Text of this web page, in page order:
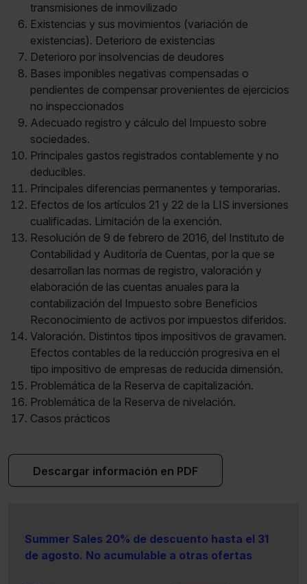
transmisiones de inmovilizado
Existencias y sus movimientos (variación de
existencias). Deterioro de existencias
Deterioro por insolvencias de deudores
Bases imponibles negativas compensadas o
pendientes de compensar provenientes de ejercicios
no inspeccionados
Adecuado registro y cálculo del Impuesto sobre
sociedades.
Principales gastos registrados contablemente y no
deducibles.
Principales diferencias permanentes y temporarias.
Efectos de los artículos 21 y 22 de la LIS inversiones
cualificadas. Limitación de la exención.
Resolución de 9 de febrero de 2016, del Instituto de
Contabilidad y Auditoría de Cuentas, por la que se
desarrollan las normas de registro, valoración y
elaboración de las cuentas anuales para la
contabilización del Impuesto sobre Beneficios
Reconocimiento de activos por impuestos diferidos.
Valoración. Distintos tipos impositivos de gravamen.
Efectos contables de la reducción progresiva en el
tipo impositivo de empresas de reducida dimensión.
Problemática de la Reserva de capitalización.
Problemática de la Reserva de nivelación.
Casos prácticos
Descargar información en PDF
Summer Sales 20% de descuento hasta el 31
de agosto. No acumulable a otras ofertas